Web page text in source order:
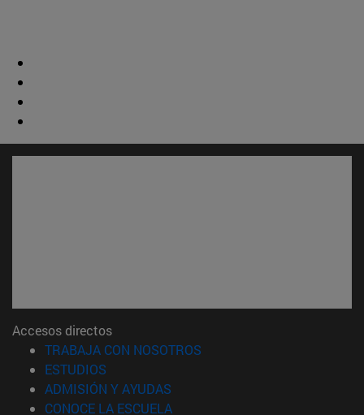
Accesos directos
TRABAJA CON NOSOTROS
ESTUDIOS
ADMISIÓN Y AYUDAS
CONOCE LA ESCUELA(abre en nueva ventana)